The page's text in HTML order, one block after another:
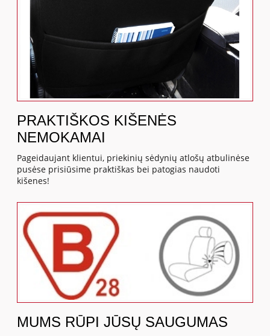
PRAKTIŠKOS KIŠENĖS
NEMOKAMAI
Pageidaujant klientui, priekinių sėdynių atlošų atbulinėse
pusėse prisiūsime praktiškas bei patogias naudoti
kišenes!
MUMS RŪPI JŪSŲ SAUGUMAS